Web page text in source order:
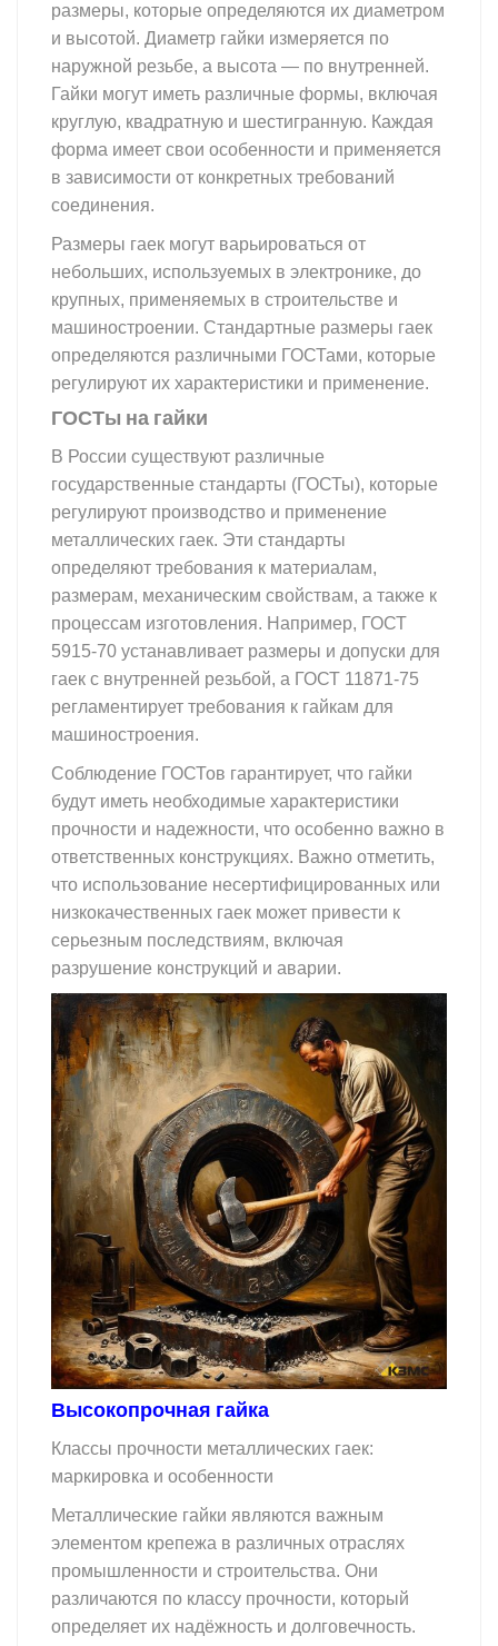
размеры, которые определяются их диаметром
и высотой. Диаметр гайки измеряется по
наружной резьбе, а высота — по внутренней.
Гайки могут иметь различные формы, включая
круглую, квадратную и шестигранную. Каждая
форма имеет свои особенности и применяется
в зависимости от конкретных требований
соединения.
Размеры гаек могут варьироваться от
небольших, используемых в электронике, до
крупных, применяемых в строительстве и
машиностроении. Стандартные размеры гаек
определяются различными ГОСТами, которые
регулируют их характеристики и применение.
ГОСТы на гайки
В России существуют различные
государственные стандарты (ГОСТы), которые
регулируют производство и применение
металлических гаек. Эти стандарты
определяют требования к материалам,
размерам, механическим свойствам, а также к
процессам изготовления. Например, ГОСТ
5915-70 устанавливает размеры и допуски для
гаек с внутренней резьбой, а ГОСТ 11871-75
регламентирует требования к гайкам для
машиностроения.
Соблюдение ГОСТов гарантирует, что гайки
будут иметь необходимые характеристики
прочности и надежности, что особенно важно в
ответственных конструкциях. Важно отметить,
что использование несертифицированных или
низкокачественных гаек может привести к
серьезным последствиям, включая
разрушение конструкций и аварии.
Высокопрочная гайка
Классы прочности металлических гаек:
маркировка и особенности
Металлические гайки являются важным
элементом крепежа в различных отраслях
промышленности и строительства. Они
различаются по классу прочности, который
определяет их надёжность и долговечность.